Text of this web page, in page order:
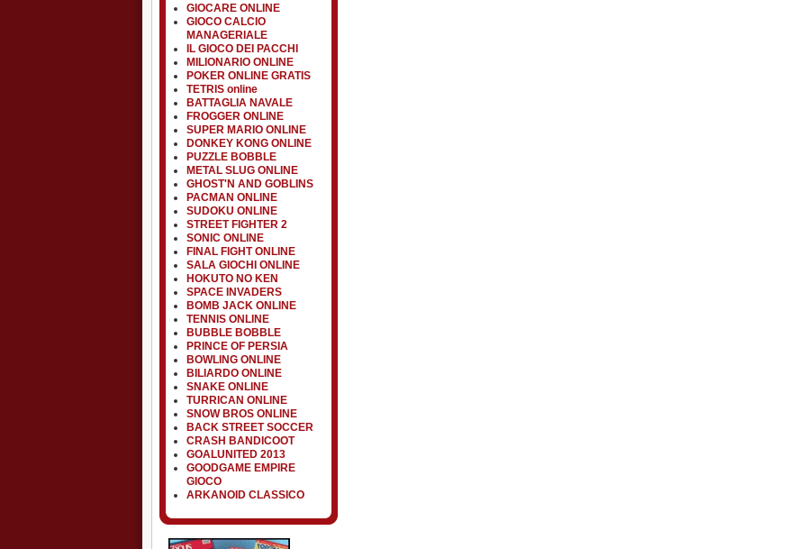
GIOCARE ONLINE
GIOCO CALCIO
MANAGERIALE
IL GIOCO DEI PACCHI
MILIONARIO ONLINE
POKER ONLINE GRATIS
TETRIS online
BATTAGLIA NAVALE
FROGGER ONLINE
SUPER MARIO ONLINE
DONKEY KONG ONLINE
PUZZLE BOBBLE
METAL SLUG ONLINE
GHOST'N AND GOBLINS
PACMAN ONLINE
SUDOKU ONLINE
STREET FIGHTER 2
SONIC ONLINE
FINAL FIGHT ONLINE
SALA GIOCHI ONLINE
HOKUTO NO KEN
SPACE INVADERS
BOMB JACK ONLINE
TENNIS ONLINE
BUBBLE BOBBLE
PRINCE OF PERSIA
BOWLING ONLINE
BILIARDO ONLINE
SNAKE ONLINE
TURRICAN ONLINE
SNOW BROS ONLINE
BACK STREET SOCCER
CRASH BANDICOOT
GOALUNITED 2013
GOODGAME EMPIRE
GIOCO
ARKANOID CLASSICO